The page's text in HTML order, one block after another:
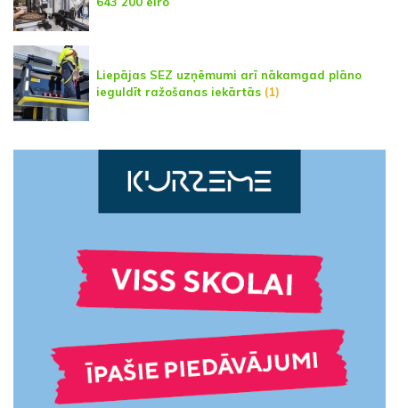
Liepājas SEZ uzņēmumi arī nākamgad plāno
ieguldīt ražošanas iekārtās (1)